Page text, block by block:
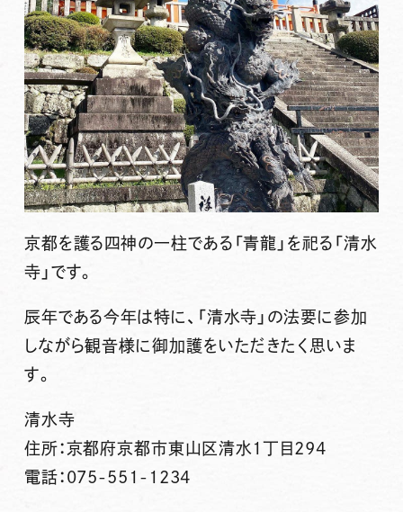
京都を護る四神の一柱である「青龍」を祀る「清水
寺」です。
辰年である今年は特に、「清水寺」の法要に参加
しながら観音様に御加護をいただきたく思いま
す。
清水寺
住所：京都府京都市東山区清水1丁目294
電話：075-551-1234